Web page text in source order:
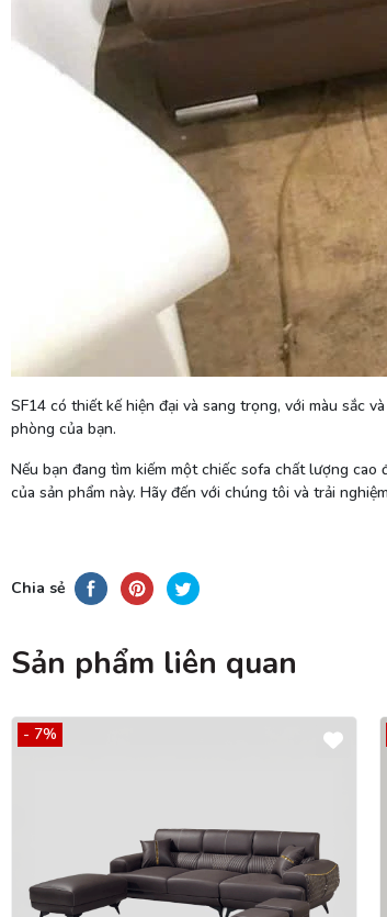
SF14 có thiết kế hiện đại và sang trọng, với màu sắc
phòng của bạn.
Nếu bạn đang tìm kiếm một chiếc sofa chất lượng
của sản phẩm này. Hãy đến với chúng tôi và trải
Chia sẻ
Sản phẩm liên quan
- 7%